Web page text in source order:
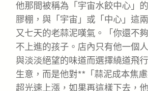
他那間被稱為「宇宙水餃中心」
膠棚，與「宇宙」或「中心」這
又七天的老蒜泥嘆氣。「你還不
不上進的孩子。店內只有他一個
與淡淡絕望的味道而選擇繞道飛
生意，而是他對**「蒜泥成本焦
超光速上漲，如果再這樣下去，